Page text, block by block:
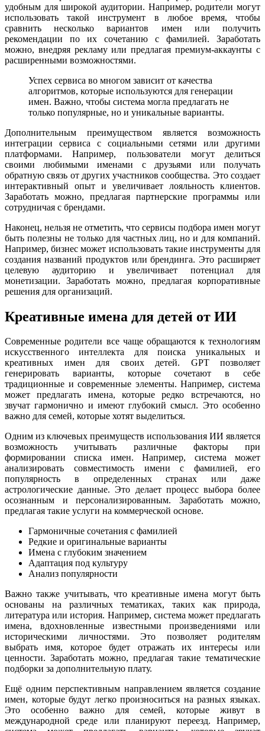
удобным для широкой аудитории. Например, родители могут
использовать такой инструмент в любое время, чтобы
сравнить несколько вариантов имен или получить
рекомендации по их сочетанию с фамилией. Заработать
можно, внедряя рекламу или предлагая премиум-аккаунты с
расширенными возможностями.
Успех сервиса во многом зависит от качества
алгоритмов, которые используются для генерации
имен. Важно, чтобы система могла предлагать не
только популярные, но и уникальные варианты.
Дополнительным преимуществом является возможность
интеграции сервиса с социальными сетями или другими
платформами. Например, пользователи могут делиться
своими любимыми именами с друзьями или получать
обратную связь от других участников сообщества. Это создает
интерактивный опыт и увеличивает лояльность клиентов.
Заработать можно, предлагая партнерские программы или
сотрудничая с брендами.
Наконец, нельзя не отметить, что сервисы подбора имен могут
быть полезны не только для частных лиц, но и для компаний.
Например, бизнес может использовать такие инструменты для
создания названий продуктов или брендинга. Это расширяет
целевую аудиторию и увеличивает потенциал для
монетизации. Заработать можно, предлагая корпоративные
решения для организаций.
Креативные имена для детей от ИИ
Современные родители все чаще обращаются к технологиям
искусственного интеллекта для поиска уникальных и
креативных имен для своих детей. GPT позволяет
генерировать варианты, которые сочетают в себе
традиционные и современные элементы. Например, система
может предлагать имена, которые редко встречаются, но
звучат гармонично и имеют глубокий смысл. Это особенно
важно для семей, которые хотят выделиться.
Одним из ключевых преимуществ использования ИИ является
возможность учитывать различные факторы при
формировании списка имен. Например, система может
анализировать совместимость имени с фамилией, его
популярность в определенных странах или даже
астрологические данные. Это делает процесс выбора более
осознанным и персонализированным. Заработать можно,
предлагая такие услуги на коммерческой основе.
Гармоничные сочетания с фамилией
Редкие и оригинальные варианты
Имена с глубоким значением
Адаптация под культуру
Анализ популярности
Важно также учитывать, что креативные имена могут быть
основаны на различных тематиках, таких как природа,
литература или история. Например, система может предлагать
имена, вдохновленные известными произведениями или
историческими личностями. Это позволяет родителям
выбрать имя, которое будет отражать их интересы или
ценности. Заработать можно, предлагая такие тематические
подборки за дополнительную плату.
Ещё одним перспективным направлением является создание
имен, которые будут легко произноситься на разных языках.
Это особенно важно для семей, которые живут в
международной среде или планируют переезд. Например,